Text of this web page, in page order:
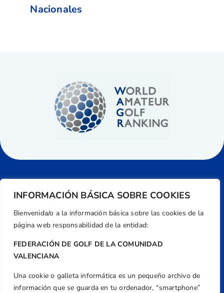
INFORMACIÓN BÁSICA SOBRE COOKIES
Bienvenida/o a la información básica sobre las cookies de la
página web responsabilidad de la entidad:
FEDERACIÓN DE GOLF DE LA COMUNIDAD
VALENCIANA
Una cookie o galleta informática es un pequeño archivo de
información que se guarda en tu ordenador, “smartphone”
Nacionales
Dirección